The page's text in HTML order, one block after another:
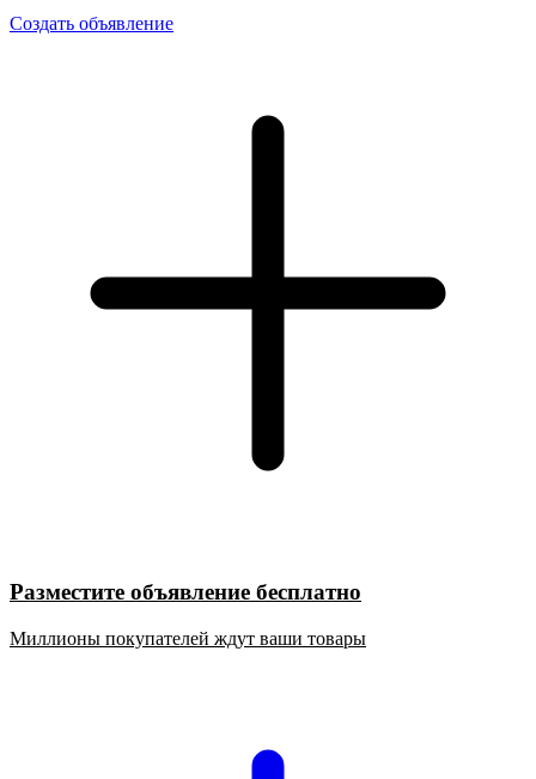
Создать объявление
Разместите объявление бесплатно
Миллионы покупателей ждут ваши товары